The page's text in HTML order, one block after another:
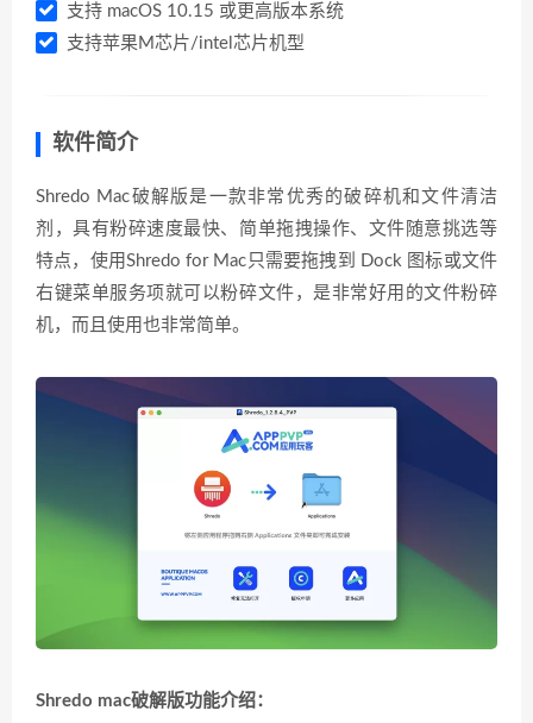
支持 macOS 10.15 或更高版本系统
支持苹果M芯片/intel芯片机型
软件简介
Shredo Mac破解版是一款非常优秀的破碎机和文件清洁
剂，具有粉碎速度最快、简单拖拽操作、文件随意挑选等
特点，使用Shredo for Mac只需要拖拽到 Dock 图标或文件
右键菜单服务项就可以粉碎文件，是非常好用的文件粉碎
机，而且使用也非常简单。
Shredo mac破解版功能介绍：